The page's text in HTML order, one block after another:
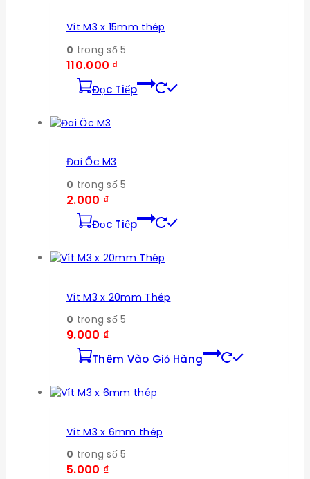
Vít M3 x 15mm thép
0 trong số 5
110.000 ₫
Đọc Tiếp
Đai Ốc M3
0 trong số 5
2.000 ₫
Đọc Tiếp
Vít M3 x 20mm Thép
0 trong số 5
9.000 ₫
Thêm Vào Giỏ Hàng
Vít M3 x 6mm thép
0 trong số 5
5.000 ₫